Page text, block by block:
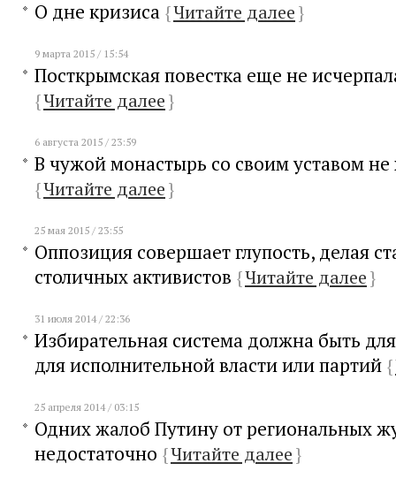
О дне кризиса {Читайте далее}
9 марта 2015 / 15:54
Посткрымская повестка еще не
{Читайте далее}
6 августа 2015 / 23:59
В чужой монастырь со своим уставом не
{Читайте далее}
25 мая 2015 / 23:55
Оппозиция совершает глупость, делая
столичных активистов {Читайте далее}
31 июля 2014 / 22:36
Избирательная система должна быть
для исполнительной власти или партий {
25 апреля 2014 / 03:15
Одних жалоб Путину от региональных
недостаточно {Читайте далее}